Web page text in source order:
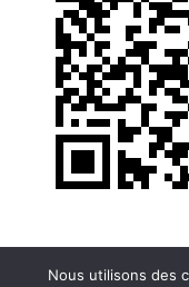
Nous utilisons des